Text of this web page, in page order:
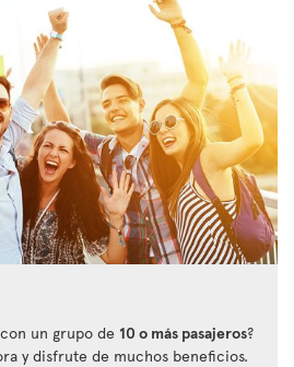
un grupo de 10 o más pasajeros?
y disfrute de muchos beneficios.